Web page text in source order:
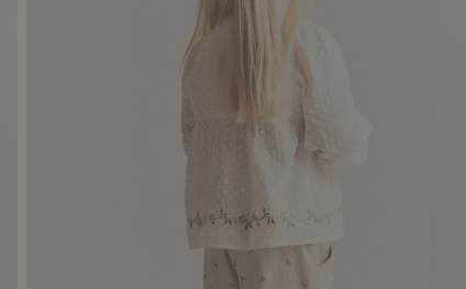
Sicher bezahlen mit PayPal & Apple Pay